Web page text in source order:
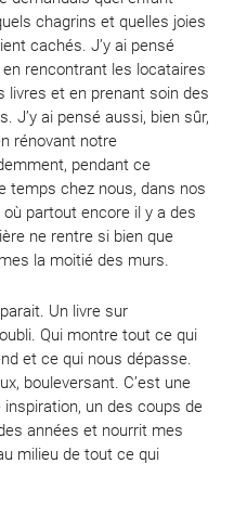
chagrins et quelles joies
cachés. J’y ai pensé
rencontrant les locataires
livres et en prenant soin des
J’y ai pensé aussi, bien sûr,
rénovant notre
pendant ce
temps chez nous, dans nos
partout encore il y a des
ne rentre si bien que
la moitié des murs.
Un livre sur
Qui montre tout ce qui
et ce qui nous dépasse.
bouleversant. C’est une
un des coups de
années et nourrit mes
milieu de tout ce qui